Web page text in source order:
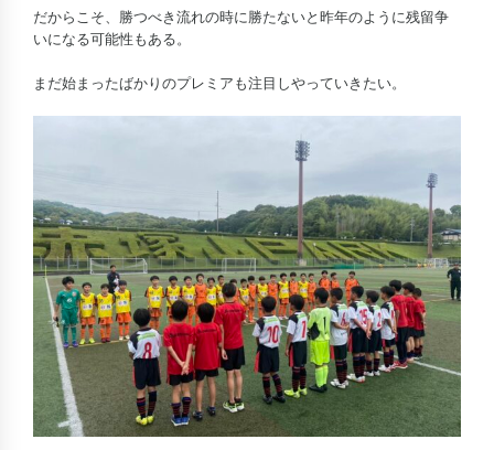
だからこそ、勝つべき流れの時に勝たないと昨年のように残留争
いになる可能性もある。
まだ始まったばかりのプレミアも注目しやっていきたい。